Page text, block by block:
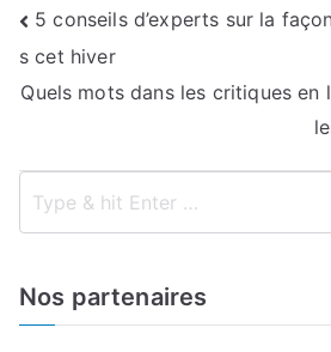
Navigation
de
5 conseils d’experts sur la
s cet hiver
Quels mots dans les critiques en
Nos partenaires